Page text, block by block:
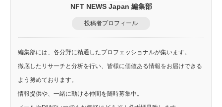
NFT NEWS Japan 編集部
投稿者プロフィール
編集部には、各分野に精通したプロフェッショナルが集います。
徹底したリサーチと分析を行い、皆様に価値ある情報をお届けできる
よう努めております。
情報提供や、一緒に動ける仲間を随時募集中。